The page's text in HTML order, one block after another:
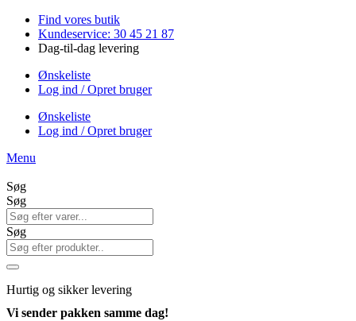
Videre
indhold
Find vores butik
Kundeservice: 30 45 21 87
Dag-til-dag levering
Ønskeliste
Log ind / Opret bruger
Ønskeliste
Log ind / Opret bruger
Menu
Søg
Søg
Søg
Hurtig og sikker levering
Vi sender pakken samme dag!